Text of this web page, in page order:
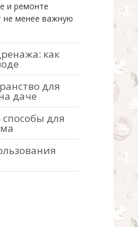
и ремонте
не менее важную
как
для
даче
для